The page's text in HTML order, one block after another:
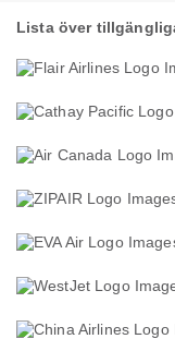
Lista över